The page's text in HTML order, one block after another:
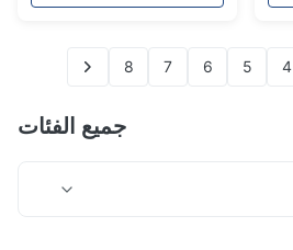
4
5
6
7
8
جميع الفئات